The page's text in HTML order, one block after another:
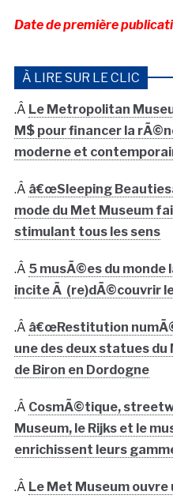
Date de première
À LIRE SUR LE CLIC
.Â Le Metropolitan
M$ pour financer la
moderne et
.Â â€œSleeping
mode du Met Museum
stimulant tous les sens
.Â 5 musÃ©es du monde
incite Ã (re)dÃ©couvrir
.Â â€œRestitution
une des deux statues
de Biron en Dordogne
.Â CosmÃ©tique,
Museum, le Rijks et le
enrichissent leurs
.Â Le Met Museum